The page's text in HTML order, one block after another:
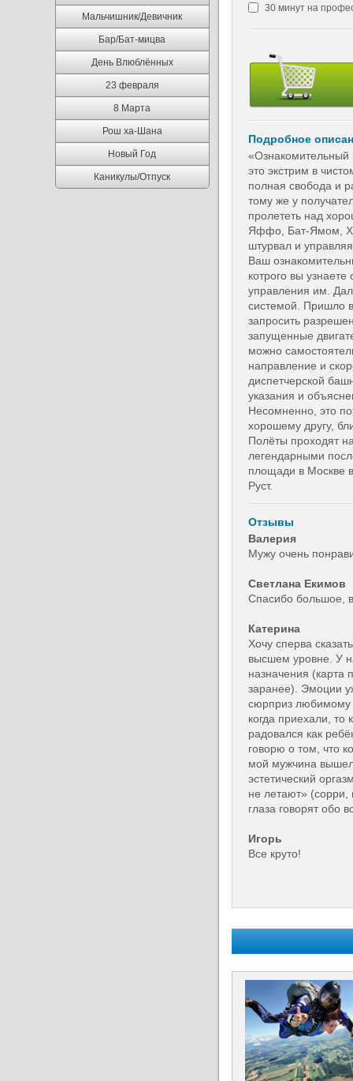
Мальчишник/Девичник
Бар/Бат-мицва
День Влюблённых
23 февраля
8 Марта
Рош ха-Шана
Новый Год
Каникулы/Отпуск
30 минут на
Подробное
«Ознакомительный
это экстрим в
полная свобода и
тому же у
пролететь над
Яффо, Бат-Ямом,
штурвал и
Ваш
котрого вы
управления им.
системой. Пришло
запросить
запущенные
можно
направление и
диспетчерской
указания и
Несомненно, это
хорошему другу,
Полёты проходят
легендарными
площади в Москве
Руст.
Отзывы
Валерия
Мужу очень
Светлана Екимов
Спасибо большое,
Катерина
Хочу сперва
высшем уровне. У
назначения (карта
заранее). Эмоции
сюрприз
когда приехали,
радовался как
говорю о том, что
мой мужчина
эстетический
не летают»
глаза говорят обо
Игорь
Все круто!